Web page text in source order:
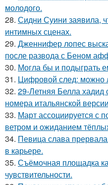
молодого.
28. Сидни Суини заявила,
интимных сценах.
29. Дженнифер лопес
после развода с Беном
30. Могла бы и подыграть
31. Цифровой след: можно
32. 29-Летняя Белла хадид
номера итальянской
33. Март ассоциируется с
ветром и ожиданием
34. Певица слава
в карьере.
35. Съёмочная площадка
чувствительности.